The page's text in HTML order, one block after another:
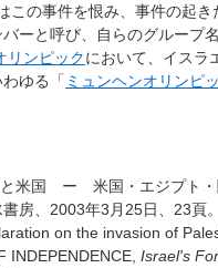
この事件を恨み、事件の起き
ーと呼び、自らのグループ
リンピックにおいて、イスラ
ゆる「 ミュンヘンオリンピ
と米国 ー 米国・エジプト・
房、2003年3月25日、23頁。
on the invasion of
INDEPENDENCE, Israel's